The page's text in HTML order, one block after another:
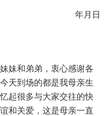
年月日
妹和弟弟，衷心感谢各
天到场的都是我母亲生
起很多与大家交往的快
和关爱，这是母亲一直